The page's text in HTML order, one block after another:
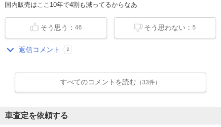
国内販売はここ10年で4割も減ってるからなあ
そう思わない：5
そう思う：46
返信コメント 2
すべてのコメントを読む （33件）
車査定を依頼する